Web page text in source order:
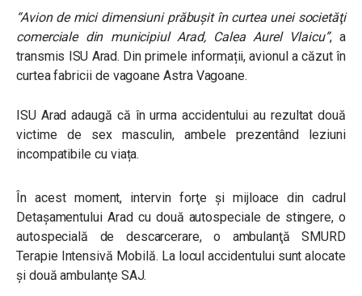
“Avion de mici dimensiuni prăbuşit în curtea unei societăţi
comerciale din municipiul Arad, Calea Aurel Vlaicu”, a
transmis ISU Arad. Din primele informații, avionul a căzut în
curtea fabricii de vagoane Astra Vagoane.
ISU Arad adaugă că în urma accidentului au rezultat două
victime de sex masculin, ambele prezentând leziuni
incompatibile cu viața.
În acest moment, intervin forţe şi mijloace din cadrul
Detaşamentului Arad cu două autospeciale de stingere, o
autospecială de descarcerare, o ambulanţă SMURD
Terapie Intensivă Mobilă. La locul accidentului sunt alocate
şi două ambulanţe SAJ.